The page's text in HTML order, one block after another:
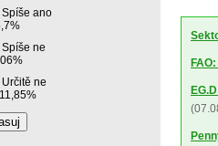
Spíše ano
%
Spíše ne
%
Určitě ne
11,85%